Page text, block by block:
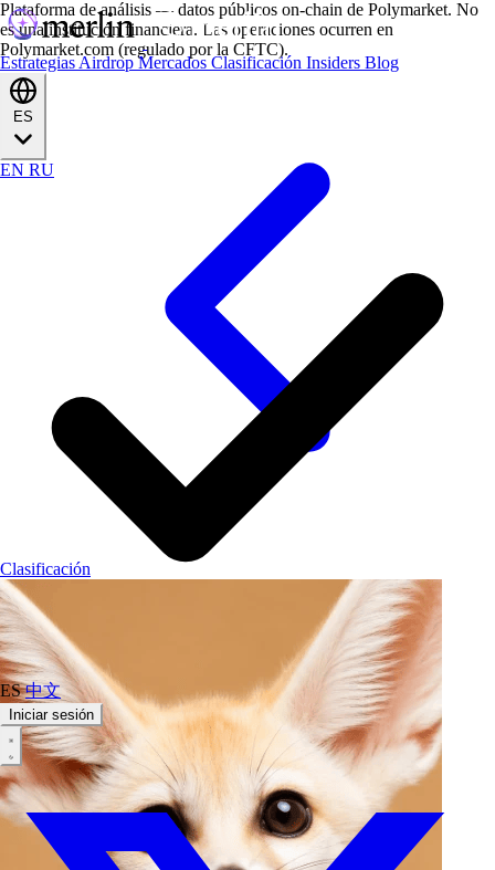
Estrategias AirdropMercados Clasificación Insiders Blog
EN RU
ES中文
Iniciar sesión
Plataforma de análisis — datos públicos on-chain de Polymarket. No
es una institución financiera. Las operaciones ocurren en
Polymarket.com (regulado por la CFTC).
Clasificación